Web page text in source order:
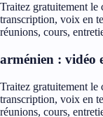
Traitez gratuitement le
transcription, voix en
réunions, cours,
arménien : vidéo
Traitez gratuitement le
transcription, voix en
réunions, cours,